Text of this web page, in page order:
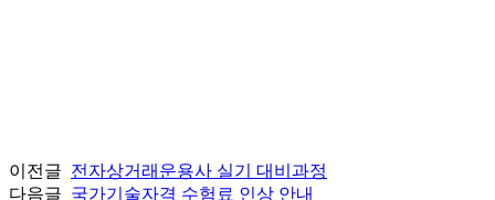
이전글 전자상거래운용사 실기 대비과정
다음글 국가기술자격 수험료 인상 안내